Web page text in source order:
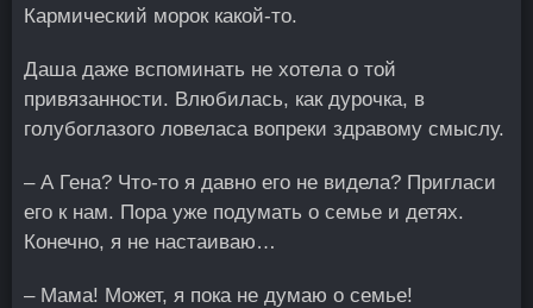
Кармический морок какой-то.
Даша даже вспоминать не хотела о той
привязанности. Влюбилась, как дурочка, в
голубоглазого ловеласа вопреки здравому смыслу.
– А Гена? Что-то я давно его не видела? Пригласи
его к нам. Пора уже подумать о семье и детях.
Конечно, я не настаиваю…
– Мама! Может, я пока не думаю о семье!